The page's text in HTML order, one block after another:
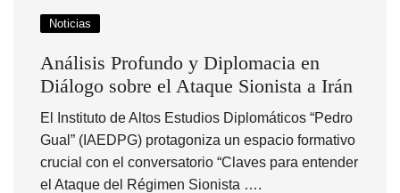
Noticias
Análisis Profundo y Diplomacia en
Diálogo sobre el Ataque Sionista a Irán
El Instituto de Altos Estudios Diplomáticos “Pedro
Gual” (IAEDPG) protagoniza un espacio formativo
crucial con el conversatorio “Claves para entender
el Ataque del Régimen Sionista ….